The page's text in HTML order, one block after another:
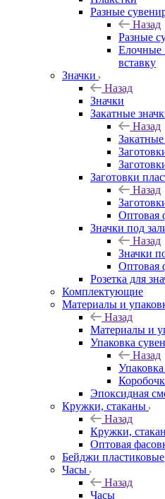
Разные
Назад
Разные
Елочные
вставку
Значки
Назад
Значки
Закатные
Назад
Заготовки
Назад
Оптовая
Значки под
Назад
Значки
Оптовая
Розетка для
Комплектующие
Материалы и
Назад
Материалы и
Упаковка
Назад
Эпоксидная
Кружки, стаканы
Назад
Кружки,
Оптовая
Бейджи пластиковые
Часы
Назад
Часы